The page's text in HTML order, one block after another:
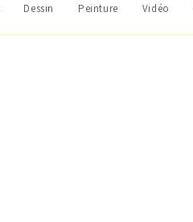
Dessin Peinture Vidéo